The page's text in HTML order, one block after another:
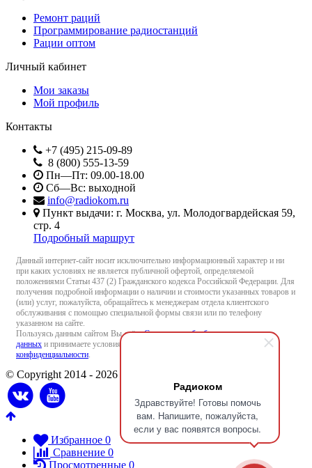
Радиоком
Здравствуйте! Готовы помочь
вам. Напишите, пожалуйста,
если у вас появятся вопросы.
Ремонт раций
Программирование радиостанций
Рации оптом
Личный кабинет
Мои заказы
Мой профиль
Контакты
+7 (495) 215-09-89
8 (800) 555-13-59
Пн—Пт: 09.00-18.00
Сб—Вс: выходной
info@radiokom.ru
Пункт выдачи: г. Москва, ул. Молодогвардейская 59,
стр. 4
Подробный маршрут
Данный интернет-сайт носит исключительно информационный характер и ни
при каких условиях не является публичной офертой, определяемой
положениями Статьи 437 (2) Гражданского кодекса Российской Федерации. Для
получения подробной информации о наличии и стоимости указанных товаров и
(или) услуг, пожалуйста, обращайтесь к менеджерам отдела клиентского
обслуживания с помощью специальной формы связи или по телефону
указанном на сайте.
Пользуясь данным сайтом Вы даётеСогласие на обработку персональных
данных и принимаете условия
Политики
конфиденциальности
© Copyright 2014 - 2026 Radiokom.ru
Избранное 0
Сравнение 0
Просмотренные 0